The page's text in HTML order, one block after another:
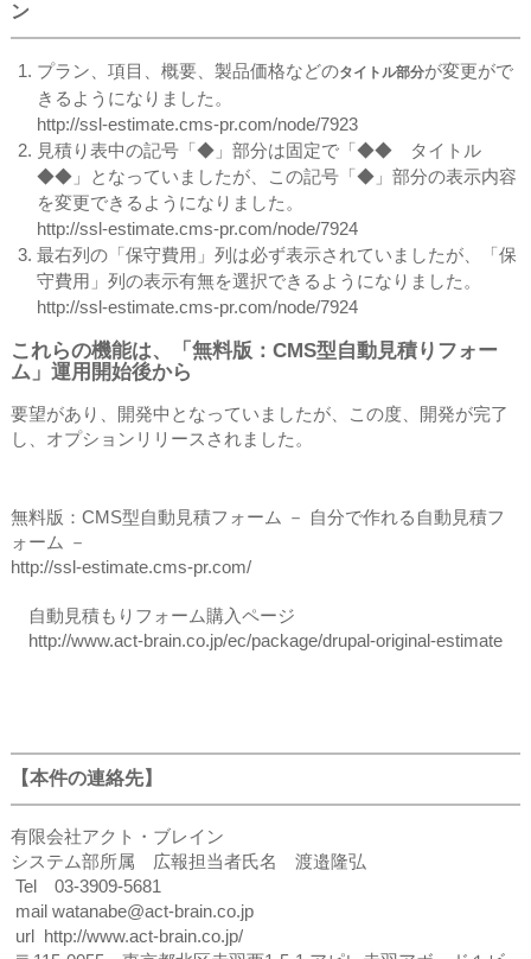
ン
プラン、項目、概要、製品価格などのタイトル部分が変更がで
きるようになりました。
http://ssl-estimate.cms-pr.com/node/7923
見積り表中の記号「◆」部分は固定で「◆◆ タイトル
◆◆」となっていましたが、この記号「◆」部分の表示内容
を変更できるようになりました。
http://ssl-estimate.cms-pr.com/node/7924
最右列の「保守費用」列は必ず表示されていましたが、「保
守費用」列の表示有無を選択できるようになりました。
http://ssl-estimate.cms-pr.com/node/7924
これらの機能は、「無料版：CMS型自動見積りフォー
ム」運用開始後から
要望があり、開発中となっていましたが、この度、開発が完了
し、オプションリリースされました。
無料版：CMS型自動見積フォーム － 自分で作れる自動見積フ
ォーム －
http://ssl-estimate.cms-pr.com/
自動見積もりフォーム購入ページ
http://www.act-brain.co.jp/ec/package/drupal-original-estimate
【本件の連絡先】
有限会社アクト・ブレイン
システム部所属 広報担当者氏名 渡邉隆弘
Tel 03-3909-5681
mail watanabe@act-brain.co.jp
url http://www.act-brain.co.jp/